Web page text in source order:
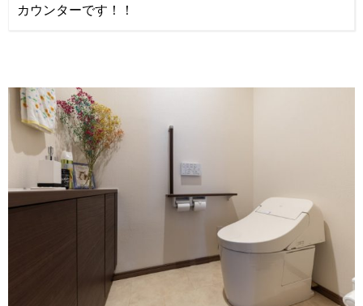
カウンターです！！